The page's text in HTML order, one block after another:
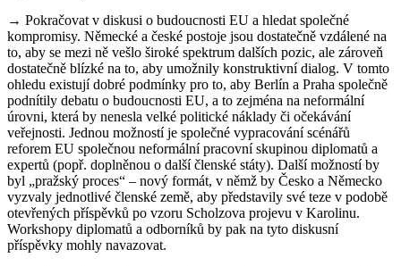
→ Pokračovat v diskusi o budoucnosti EU a hledat společné
kompromisy. Německé a české postoje jsou dostatečně vzdálené na
to, aby se mezi ně vešlo široké spektrum dalších pozic, ale zároveň
dostatečně blízké na to, aby umožnily konstruktivní dialog. V tomto
ohledu existují dobré podmínky pro to, aby Berlín a Praha společně
podnítily debatu o budoucnosti EU, a to zejména na neformální
úrovni, která by nenesla velké politické náklady či očekávání
veřejnosti. Jednou možností je společné vypracování scénářů
reforem EU společnou neformální pracovní skupinou diplomatů a
expertů (popř. doplněnou o další členské státy). Další možností by
byl „pražský proces“ – nový formát, v němž by Česko a Německo
vyzvaly jednotlivé členské země, aby představily své teze v podobě
otevřených příspěvků po vzoru Scholzova projevu v Karolinu.
Workshopy diplomatů a odborníků by pak na tyto diskusní
příspěvky mohly navazovat.